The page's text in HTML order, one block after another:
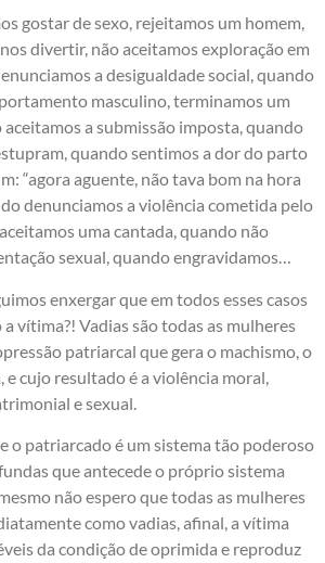
gostar de sexo, rejeitamos um homem,
divertir, não aceitamos exploração em
a desigualdade social, quando
masculino, terminamos um
a submissão imposta, quando
quando sentimos a dor do parto
“agora aguente, não tava bom na hora
denunciamos a violência cometida pelo
uma cantada, quando não
sexual, quando engravidamos…
enxergar que em todos esses casos
vítima?! Vadias são todas as mulheres
patriarcal que gera o machismo, o
e cujo resultado é a violência moral,
e sexual.
o patriarcado é um sistema tão poderoso
que antecede o próprio sistema
não espero que todas as mulheres
como vadias, afinal, a vítima
da condição de oprimida e reproduz